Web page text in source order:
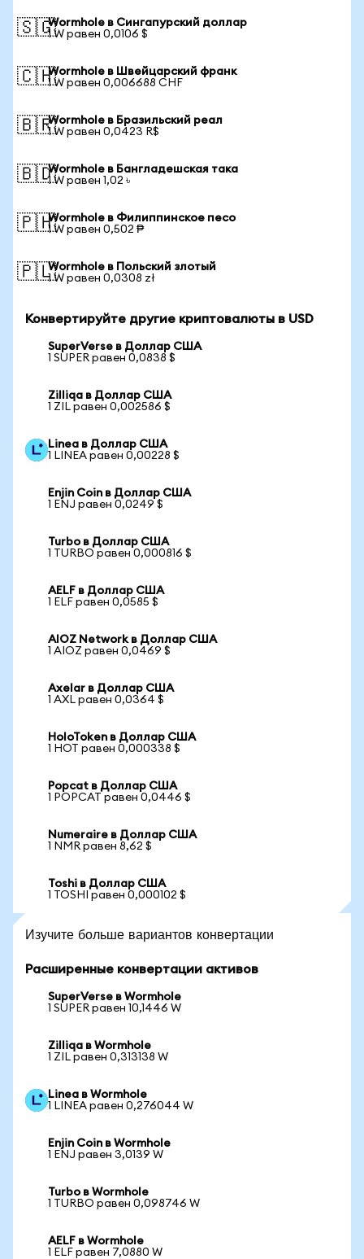
🇸🇬Wormhole в Сингапурский доллар
1 W равен 0,0106 $
🇨🇭Wormhole в Швейцарский франк
1 W равен 0,006688 CHF
🇧🇷Wormhole в Бразильский реал
1 W равен 0,0423 R$
🇧🇩Wormhole в Бангладешская така
1 W равен 1,02 ৳
🇵🇭Wormhole в Филиппинское песо
1 W равен 0,502 ₱
🇵🇱Wormhole в Польский злотый
1 W равен 0,0308 zł
Конвертируйте другие криптовалюты в USD
SuperVerse в Доллар США
1 SUPER равен 0,0838 $
Zilliqa в Доллар США
1 ZIL равен 0,002586 $
Linea в Доллар США
1 LINEA равен 0,00228 $
Enjin Coin в Доллар США
1 ENJ равен 0,0249 $
Turbo в Доллар США
1 TURBO равен 0,000816 $
AELF в Доллар США
1 ELF равен 0,0585 $
AIOZ Network в Доллар США
1 AIOZ равен 0,0469 $
Axelar в Доллар США
1 AXL равен 0,0364 $
HoloToken в Доллар США
1 HOT равен 0,000338 $
Popcat в Доллар США
1 POPCAT равен 0,0446 $
Numeraire в Доллар США
1 NMR равен 8,62 $
Toshi в Доллар США
1 TOSHI равен 0,000102 $
Изучите больше вариантов конвертации
Расширенные конвертации активов
SuperVerse в Wormhole
1 SUPER равен 10,1446 W
Zilliqa в Wormhole
1 ZIL равен 0,313138 W
Linea в Wormhole
1 LINEA равен 0,276044 W
Enjin Coin в Wormhole
1 ENJ равен 3,0139 W
Turbo в Wormhole
1 TURBO равен 0,098746 W
AELF в Wormhole
1 ELF равен 7,0880 W